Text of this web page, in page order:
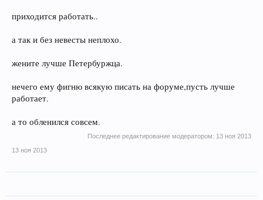
приходится работать..
а так и без невесты неплохо.
жените лучше Петербуржца.
нечего ему фигню всякую писать на форуме,пусть лучше
работает.
а то обленился совсем.
Последнее редактирование модератором: 13 ноя 2013
13 ноя 2013